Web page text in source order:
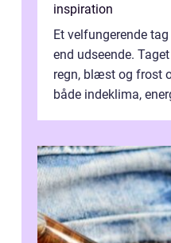
inspiration
Et velfungerende
end udseende.
regn, blæst og frost
både indeklima,